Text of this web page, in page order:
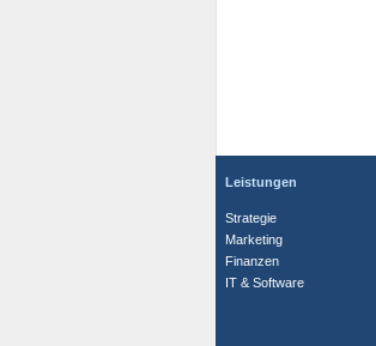
Leistungen
Strategie
Marketing
Finanzen
IT & Software